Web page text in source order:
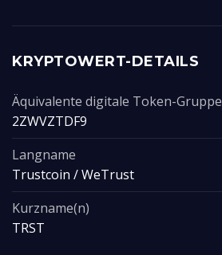
KRYPTOWERT-DETAILS
Äquivalente digitale Token-Gruppe
2ZWVZTDF9
Langname
Trustcoin / WeTrust
Kurzname(n)
TRST